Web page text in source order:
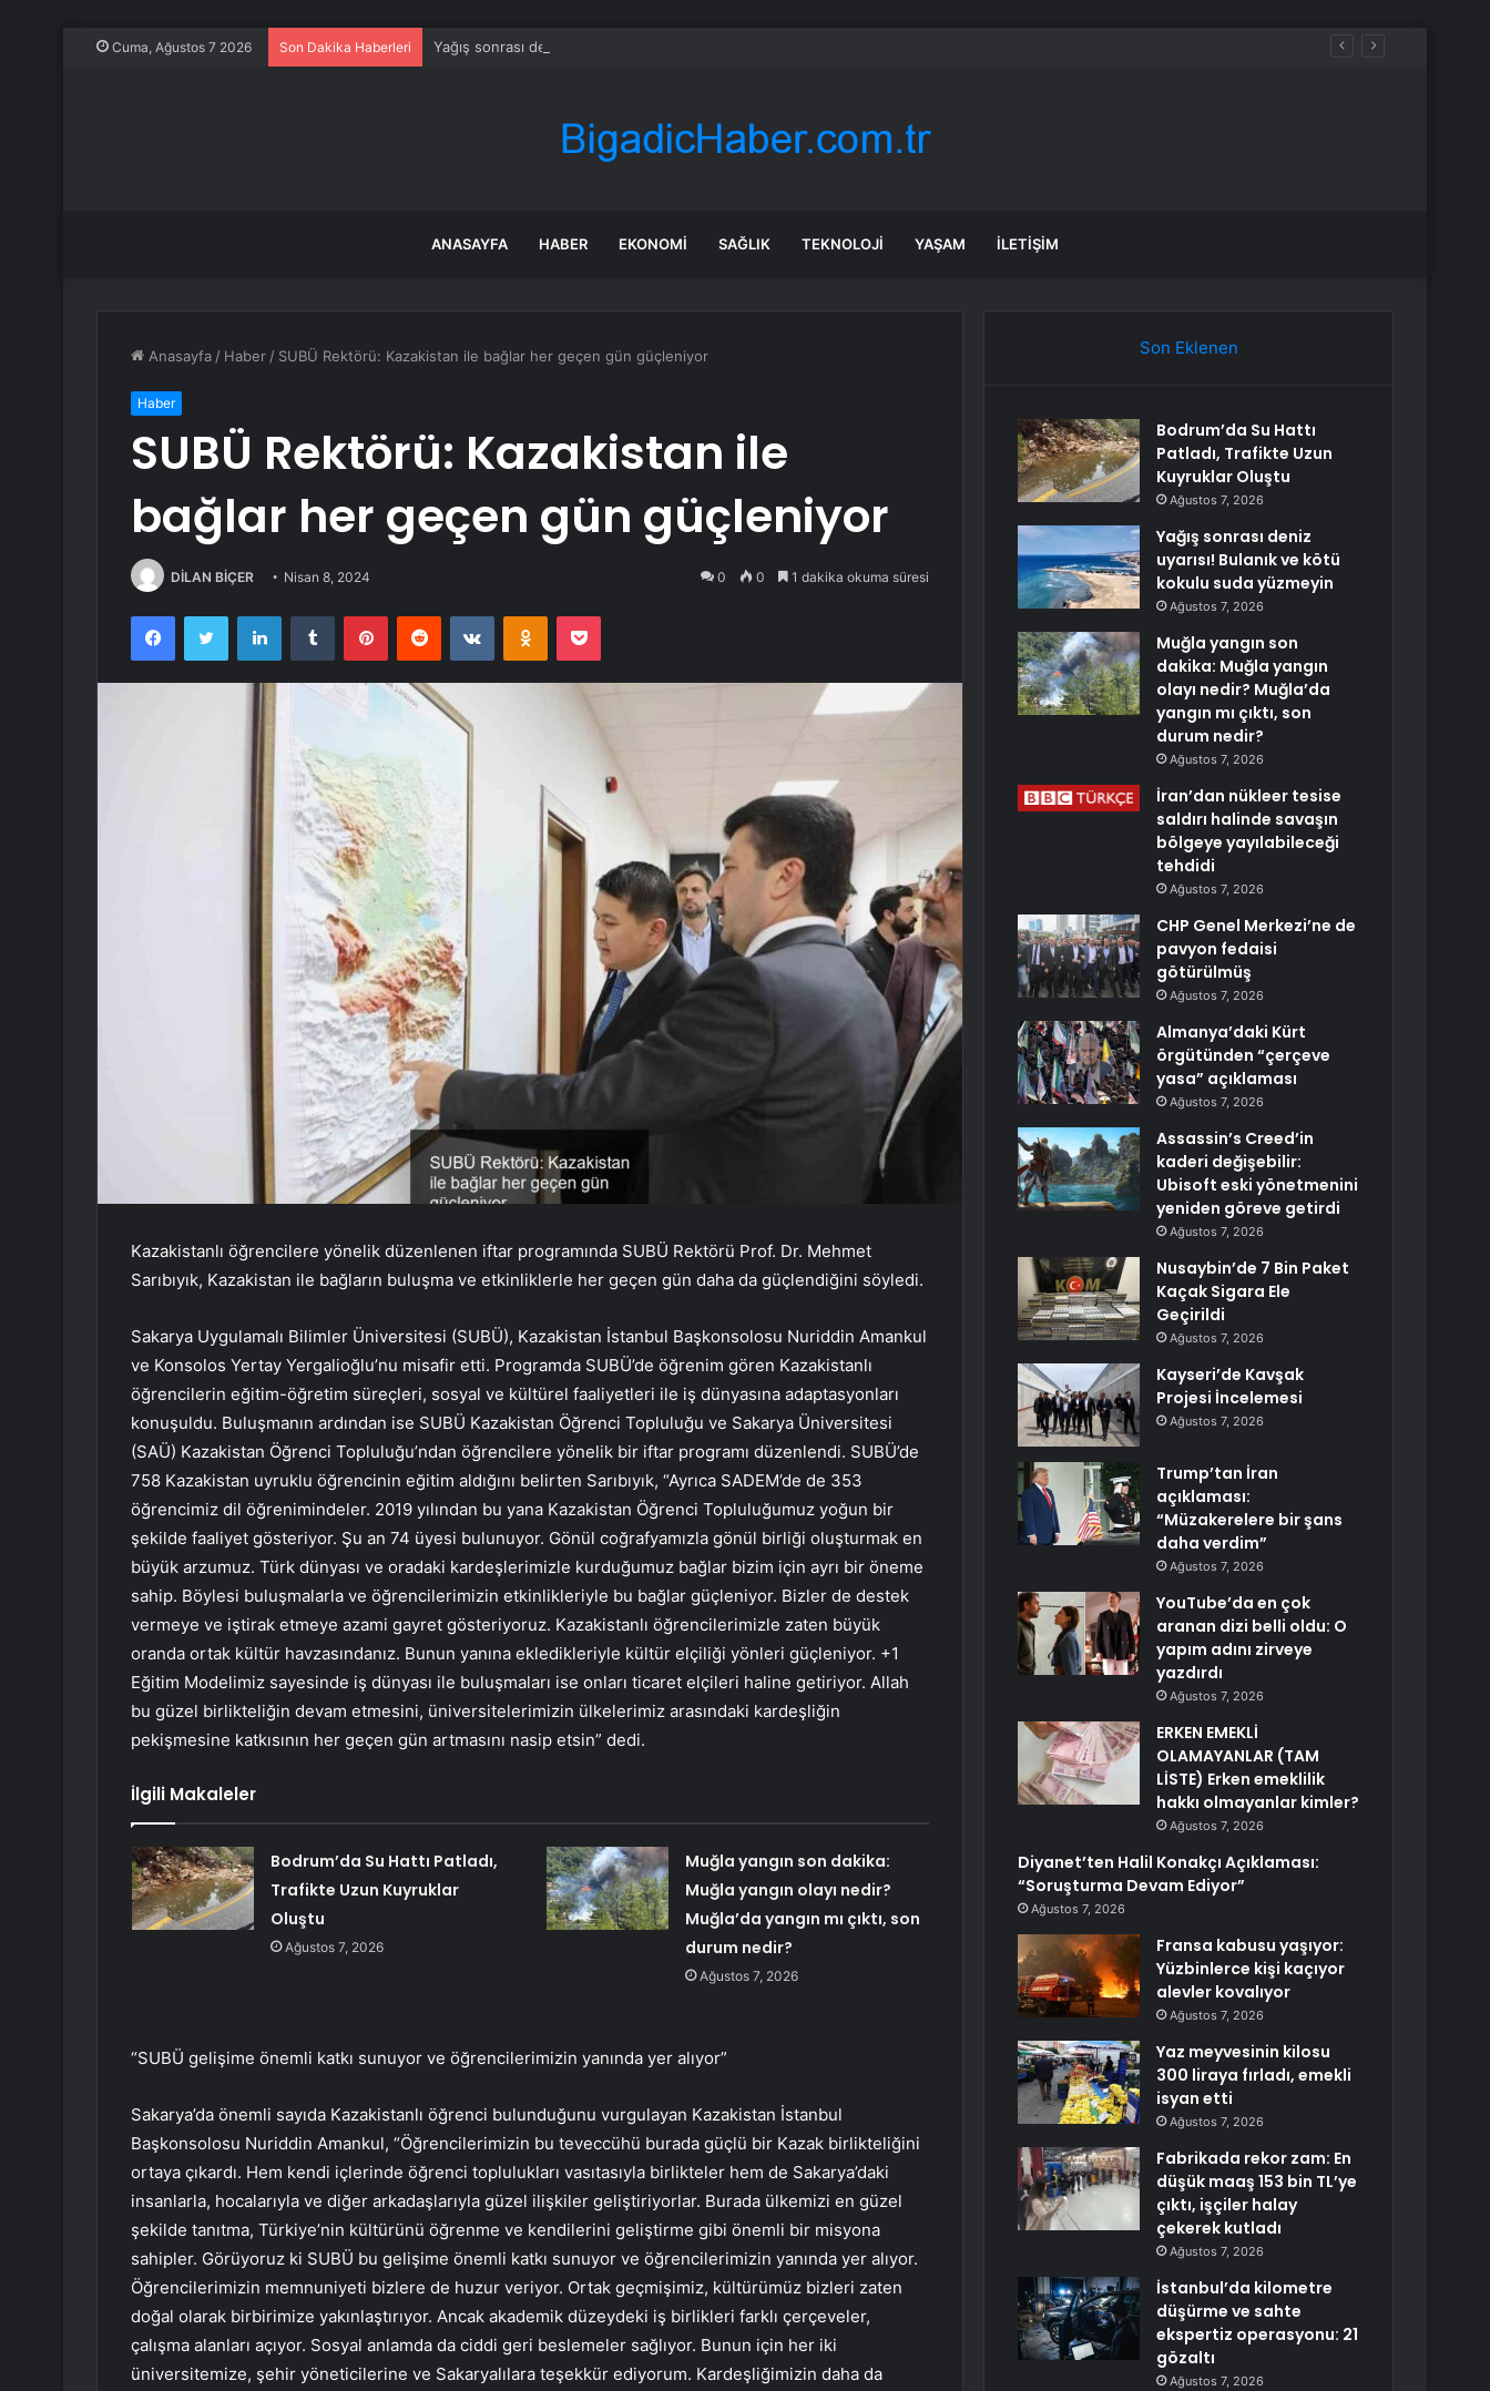
Cuma, Ağustos 7 2026 Son Dakika Haberleri Yağış sonrası deniz uyarısı! Bulanık ve kötü kokulu suda yüzmeyin
ANASAYFA HABER EKONOMI SAĞLIK TEKNOLOJI YAŞAM İLETIŞIM
Anasayfa / Haber / SUBÜ Rektörü: Kazakistan ile bağlar her geçen gün güçleniyor
Haber
SUBÜ Rektörü: Kazakistan ile
bağlar her geçen gün güçleniyor
DİLAN BİÇER Nisan 8, 2024 0 0 1 dakika okuma süresi
FacebookTwitter LinkedInTumblr PinterestReddit VKontakteOdnoklassniki
Pocket
Kazakistanlı öğrencilere yönelik düzenlenen iftar programında SUBÜ Rektörü Prof. Dr. Mehmet
Sarıbıyık, Kazakistan ile bağların buluşma ve etkinliklerle her geçen gün daha da güçlendiğini söyledi.
Sakarya Uygulamalı Bilimler Üniversitesi (SUBÜ), Kazakistan İstanbul Başkonsolosu Nuriddin Amankul
ve Konsolos Yertay Yergalioğlu’nu misafir etti. Programda SUBÜ’de öğrenim gören Kazakistanlı
öğrencilerin eğitim-öğretim süreçleri, sosyal ve kültürel faaliyetleri ile iş dünyasına adaptasyonları
konuşuldu. Buluşmanın ardından ise SUBÜ Kazakistan Öğrenci Topluluğu ve Sakarya Üniversitesi
(SAÜ) Kazakistan Öğrenci Topluluğu’ndan öğrencilere yönelik bir iftar programı düzenlendi. SUBÜ’de
758 Kazakistan uyruklu öğrencinin eğitim aldığını belirten Sarıbıyık, “Ayrıca SADEM’de de 353
öğrencimiz dil öğrenimindeler. 2019 yılından bu yana Kazakistan Öğrenci Topluluğumuz yoğun bir
şekilde faaliyet gösteriyor. Şu an 74 üyesi bulunuyor. Gönül coğrafyamızla gönül birliği oluşturmak en
büyük arzumuz. Türk dünyası ve oradaki kardeşlerimizle kurduğumuz bağlar bizim için ayrı bir öneme
sahip. Böylesi buluşmalarla ve öğrencilerimizin etkinlikleriyle bu bağlar güçleniyor. Bizler de destek
vermeye ve iştirak etmeye azami gayret gösteriyoruz. Kazakistanlı öğrencilerimizle zaten büyük
oranda ortak kültür havzasındanız. Bunun yanına ekledikleriyle kültür elçiliği yönleri güçleniyor. +1
Eğitim Modelimiz sayesinde iş dünyası ile buluşmaları ise onları ticaret elçileri haline getiriyor. Allah
bu güzel birlikteliğin devam etmesini, üniversitelerimizin ülkelerimiz arasındaki kardeşliğin
pekişmesine katkısının her geçen gün artmasını nasip etsin” dedi.
İlgili Makaleler
Bodrum’da Su Hattı Patladı,
Trafikte Uzun Kuyruklar
Oluştu
Ağustos 7, 2026
Muğla yangın son dakika:
Muğla yangın olayı nedir?
Muğla’da yangın mı çıktı, son
durum nedir?
Ağustos 7, 2026
“SUBÜ gelişime önemli katkı sunuyor ve öğrencilerimizin yanında yer alıyor”
Sakarya’da önemli sayıda Kazakistanlı öğrenci bulunduğunu vurgulayan Kazakistan İstanbul
Başkonsolosu Nuriddin Amankul, “Öğrencilerimizin bu teveccühü burada güçlü bir Kazak birlikteliğini
ortaya çıkardı. Hem kendi içlerinde öğrenci toplulukları vasıtasıyla birlikteler hem de Sakarya’daki
insanlarla, hocalarıyla ve diğer arkadaşlarıyla güzel ilişkiler geliştiriyorlar. Burada ülkemizi en güzel
şekilde tanıtma, Türkiye’nin kültürünü öğrenme ve kendilerini geliştirme gibi önemli bir misyona
sahipler. Görüyoruz ki SUBÜ bu gelişime önemli katkı sunuyor ve öğrencilerimizin yanında yer alıyor.
Öğrencilerimizin memnuniyeti bizlere de huzur veriyor. Ortak geçmişimiz, kültürümüz bizleri zaten
doğal olarak birbirimize yakınlaştırıyor. Ancak akademik düzeydeki iş birlikleri farklı çerçeveler,
çalışma alanları açıyor. Sosyal anlamda da ciddi geri beslemeler sağlıyor. Bunun için her iki
üniversitemize, şehir yöneticilerine ve Sakaryalılara teşekkür ediyorum. Kardeşliğimizin daha da
Son Eklenen
Bodrum’da Su Hattı
Patladı, Trafikte Uzun
Kuyruklar Oluştu
Ağustos 7, 2026
Yağış sonrası deniz
uyarısı! Bulanık ve kötü
kokulu suda yüzmeyin
Ağustos 7, 2026
Muğla yangın son
dakika: Muğla yangın
olayı nedir? Muğla’da
yangın mı çıktı, son
durum nedir?
Ağustos 7, 2026
İran’dan nükleer tesise
saldırı halinde savaşın
bölgeye yayılabileceği
tehdidi
Ağustos 7, 2026
CHP Genel Merkezi’ne de
pavyon fedaisi
götürülmüş
Ağustos 7, 2026
Almanya’daki Kürt
örgütünden “çerçeve
yasa” açıklaması
Ağustos 7, 2026
Assassin’s Creed’in
kaderi değişebilir:
Ubisoft eski yönetmenini
yeniden göreve getirdi
Ağustos 7, 2026
Nusaybin’de 7 Bin Paket
Kaçak Sigara Ele
Geçirildi
Ağustos 7, 2026
Kayseri’de Kavşak
Projesi İncelemesi
Ağustos 7, 2026
Trump’tan İran
açıklaması:
“Müzakerelere bir şans
daha verdim”
Ağustos 7, 2026
YouTube’da en çok
aranan dizi belli oldu: O
yapım adını zirveye
yazdırdı
Ağustos 7, 2026
ERKEN EMEKLİ
OLAMAYANLAR (TAM
LİSTE) Erken emeklilik
hakkı olmayanlar kimler?
Ağustos 7, 2026
Diyanet’ten Halil Konakçı Açıklaması:
“Soruşturma Devam Ediyor”
Ağustos 7, 2026
Fransa kabusu yaşıyor:
Yüzbinlerce kişi kaçıyor
alevler kovalıyor
Ağustos 7, 2026
Yaz meyvesinin kilosu
300 liraya fırladı, emekli
isyan etti
Ağustos 7, 2026
Fabrikada rekor zam: En
düşük maaş 153 bin TL’ye
çıktı, işçiler halay
çekerek kutladı
Ağustos 7, 2026
İstanbul’da kilometre
düşürme ve sahte
ekspertiz operasyonu: 21
gözaltı
Ağustos 7, 2026